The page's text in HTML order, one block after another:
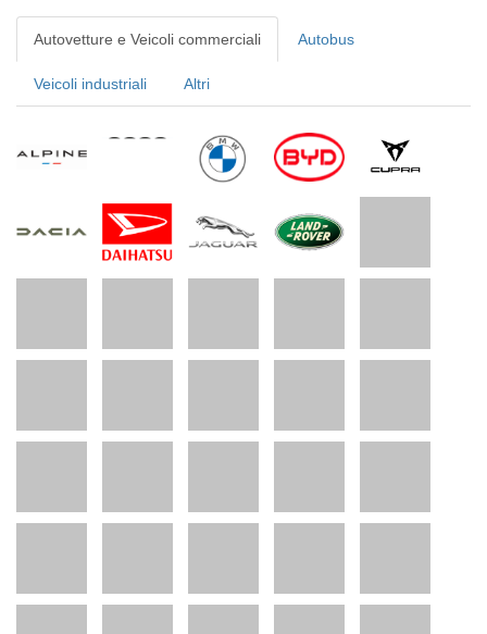
Autovetture e Veicoli commerciali Autobus
Veicoli industriali Altri